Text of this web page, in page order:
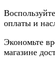
оплаты и
Экономьте
магазине